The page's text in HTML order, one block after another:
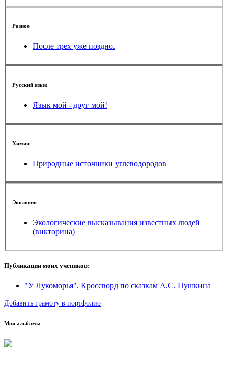
Разное
После трех уже поздно.
Русский язык
Язык мой - друг мой!
Химия
Природные источники углеводородов
Экология
Экологические высказывания известных людей
(викторина)
Публикации моих учеников:
"У Лукоморья". Кроссворд по сказкам А.С. Пушкина
Добавить грамоту в портфолио
Мои альбомы